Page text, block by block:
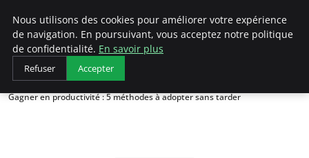
LECFCM
Accueil
Gestion du temps
Gagner en productivité : 5 méthodes à adopter sans tarder
Nous utilisons des cookies pour améliorer votre expérience
de navigation. En poursuivant, vous acceptez notre politique
de confidentialité. En savoir plus
Refuser Accepter